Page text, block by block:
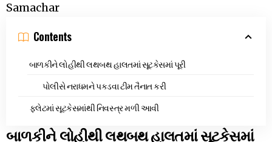
Samachar
Contents
બાળકીને લોહીથી લથબથ હાલતમાં સૂટકેસમાં પૂરી
પોલીસે નરાધમને પકડવા ટીમ તૈનાત કરી
ફલેટમાં સૂટકેસમાંથી નિવસ્ત્ર મળી આવી
બાળકીને લોહીથી લથબથ હાલતમાં સૂટકેસમાં